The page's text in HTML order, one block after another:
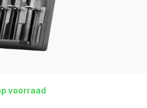
voorraad